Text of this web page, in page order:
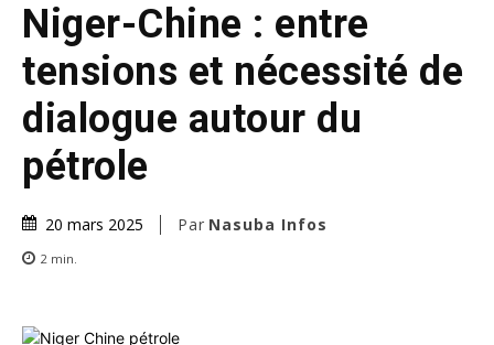
Niger-Chine : entre
tensions et nécessité de
dialogue autour du
pétrole
20 mars 2025 Par Nasuba Infos
2 min.